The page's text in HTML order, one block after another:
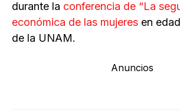
durante la conferencia de “La
económica de las mujeres en
de la UNAM.
Anuncios